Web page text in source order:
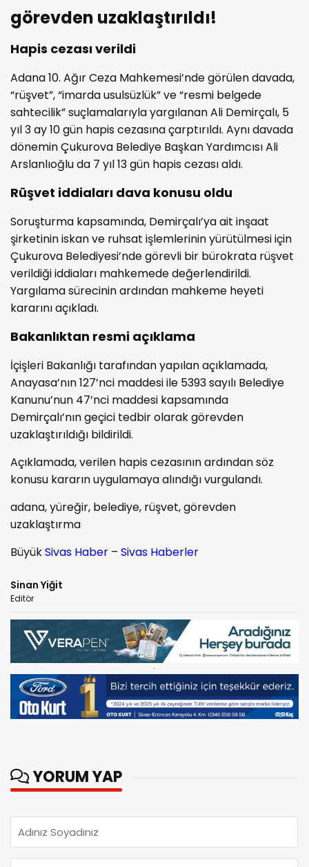
görevden uzaklaştırıldı!
Hapis cezası verildi
Adana 10. Ağır Ceza Mahkemesi’nde görülen davada,
“rüşvet”, “imarda usulsüzlük” ve “resmi belgede
sahtecilik” suçlamalarıyla yargılanan Ali Demirçalı, 5
yıl 3 ay 10 gün hapis cezasına çarptırıldı. Aynı davada
dönemin Çukurova Belediye Başkan Yardımcısı Ali
Arslanlıoğlu da 7 yıl 13 gün hapis cezası aldı.
Rüşvet iddiaları dava konusu oldu
Soruşturma kapsamında, Demirçalı’ya ait inşaat
şirketinin iskan ve ruhsat işlemlerinin yürütülmesi için
Çukurova Belediyesi’nde görevli bir bürokrata rüşvet
verildiği iddiaları mahkemede değerlendirildi.
Yargılama sürecinin ardından mahkeme heyeti
kararını açıkladı.
Bakanlıktan resmi açıklama
İçişleri Bakanlığı tarafından yapılan açıklamada,
Anayasa’nın 127’nci maddesi ile 5393 sayılı Belediye
Kanunu’nun 47’nci maddesi kapsamında
Demirçalı’nın geçici tedbir olarak görevden
uzaklaştırıldığı bildirildi.
Açıklamada, verilen hapis cezasının ardından söz
konusu kararın uygulamaya alındığı vurgulandı.
adana, yüreğir, belediye, rüşvet, görevden
uzaklaştırma
BüyükSivas Haber – Sivas Haberler
Sinan Yiğit
Editör
YORUM YAP